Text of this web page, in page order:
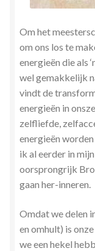
Transactionele
Verbinden en
Tweelingvlam
Webshop
Wie ben ik
Winkelwagen
Om het
om ons los te
energieën die als
wel gemakkelijk
vindt de
energieën in
zelfliefde,
energieën
ik al eerder in mijn
oorsprongrijk
gaan her-inneren.
Omdat we delen
en omhult) is
we een hekel